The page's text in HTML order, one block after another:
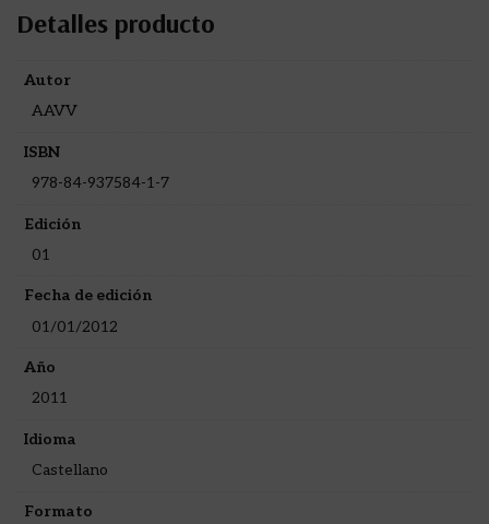
Detalles producto
Autor
AAVV
ISBN
978-84-937584-1-7
Edición
01
Fecha de edición
01/01/2012
Año
2011
Idioma
Castellano
Formato